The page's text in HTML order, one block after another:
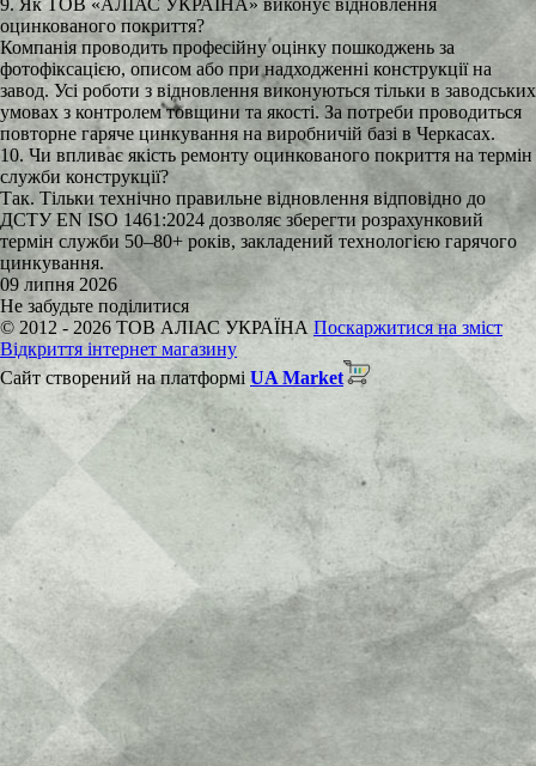
9. Як ТОВ «АЛІАС УКРАЇНА» виконує відновлення
оцинкованого покриття?
Компанія проводить професійну оцінку пошкоджень за
фотофіксацією, описом або при надходженні конструкції на
завод. Усі роботи з відновлення виконуються тільки в заводських
умовах з контролем товщини та якості. За потреби проводиться
повторне гаряче цинкування на виробничій базі в Черкасах.
10. Чи впливає якість ремонту оцинкованого покриття на термін
служби конструкції?
Так. Тільки технічно правильне відновлення відповідно до
ДСТУ EN ISO 1461:2024 дозволяє зберегти розрахунковий
термін служби 50–80+ років, закладений технологією гарячого
цинкування.
09 липня 2026
Не забудьте поділитися
© 2012 - 2026 ТОВ АЛІАС УКРАЇНА Поскаржитися на зміст
Відкриття інтернет магазину
Сайт створений на платформі UA Market